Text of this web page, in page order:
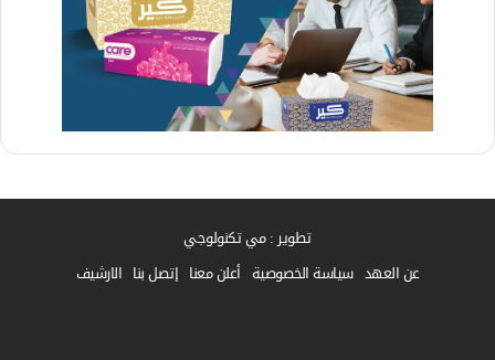
تطوير : مي تكنولوجي
عن العهد سياسة الخصوصية أعلن معنا إتصل بنا الارشيف